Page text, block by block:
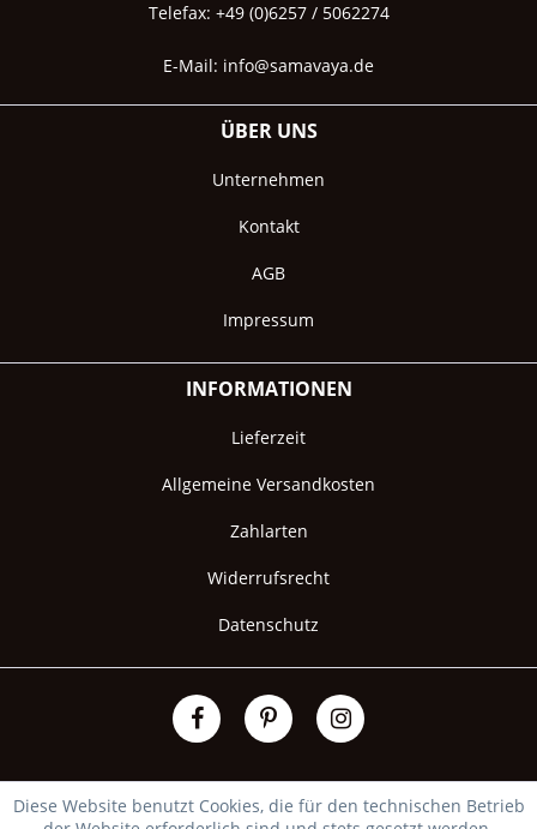
Telefax: +49 (0)6257 / 5062274
E-Mail: info@samavaya.de
ÜBER UNS
Unternehmen
Kontakt
AGB
Impressum
INFORMATIONEN
Lieferzeit
Allgemeine Versandkosten
Zahlarten
Widerrufsrecht
Datenschutz
Diese Website benutzt Cookies, die für den technischen Betrieb